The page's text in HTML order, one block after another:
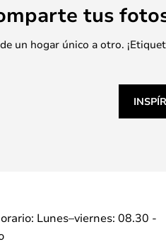
tus
un hogar único a otro.
Lunes–viernes: 08.30 -